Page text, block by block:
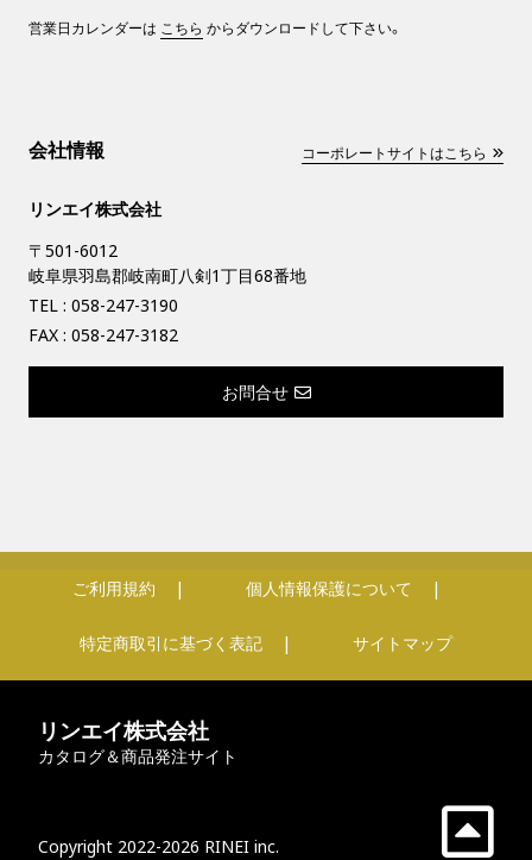
営業日カレンダーは こちら からダウンロードして下さい。
会社情報 コーポレートサイトはこちら
リンエイ株式会社
〒501-6012
岐阜県羽島郡岐南町八剣1丁目68番地
TEL : 058-247-3190
FAX : 058-247-3182
お問合せ
ご利用規約 個人情報保護について
特定商取引に基づく表記 サイトマップ
リンエイ株式会社
カタログ＆商品発注サイト
Copyright 2022-2026 RINEI inc.